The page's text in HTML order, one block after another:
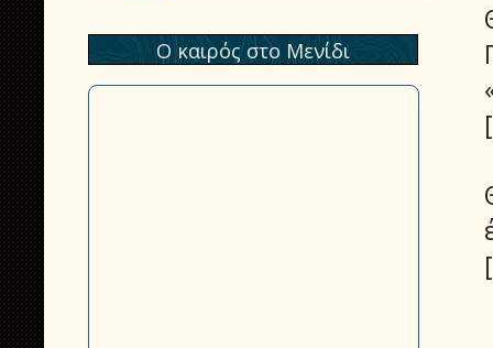
Ο καιρός στο Μενίδι